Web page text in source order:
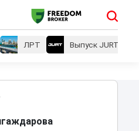
ЛРТ Выпуск JURT